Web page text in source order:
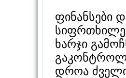
ფინანსები
ხარჯი
დროა